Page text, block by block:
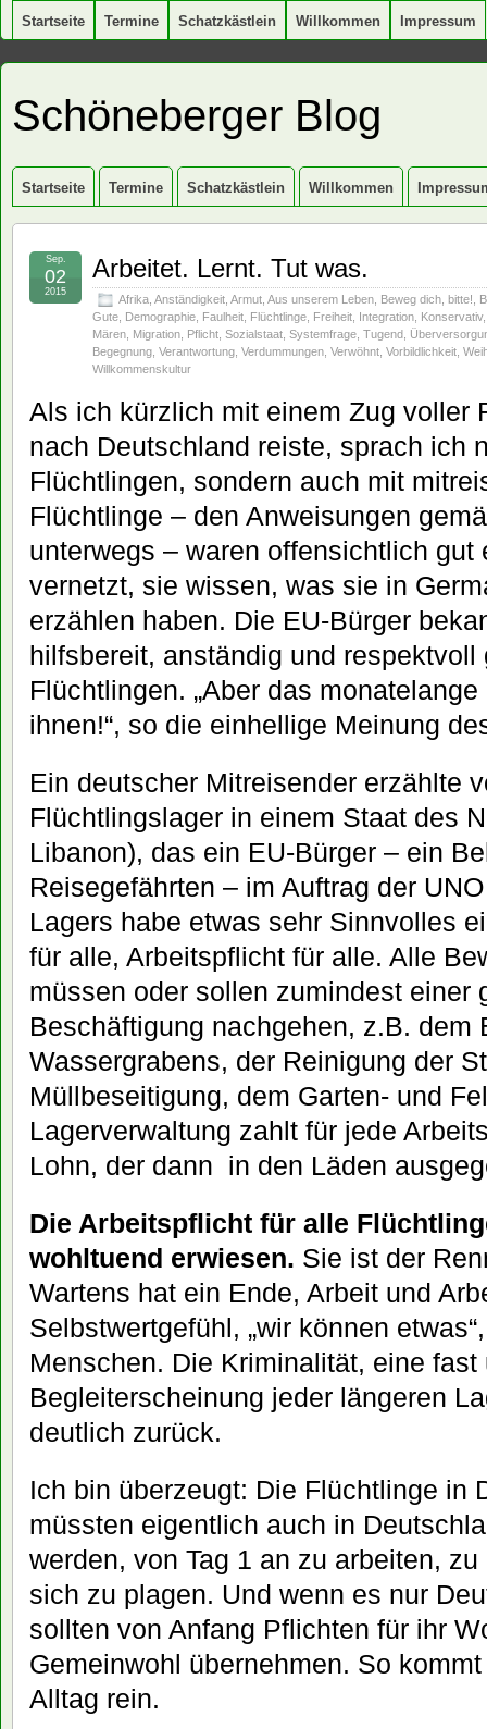
Startseite Termine Schatzkästlein Willkommen Impressum
Schöneberger Blog
Startseite Termine Schatzkästlein Willkommen
Arbeitet. Lernt. Tut was.
Afrika Anständigkeit Armut Aus unserem Leben Beweg dich bitte!
Gute Demographie Faulheit Flüchtlinge Freiheit Integration Konservativ
Mären Migration Pflicht Sozialstaat Systemfrage Tugend
Begegnung Verantwortung Verdummungen Verwöhnt Vorbildlichkeit
Willkommenskultur
Sep.
02
2015
Als ich kürzlich mit einem Zug voller
nach Deutschland reiste, sprach ich
Flüchtlingen, sondern auch mit
Flüchtlinge – den Anweisungen
unterwegs – waren offensichtlich gut
vernetzt, sie wissen, was sie in
erzählen haben. Die EU-Bürger
hilfsbereit, anständig und respektvoll
Flüchtlingen. „Aber das
ihnen!“, so die einhellige Meinung
Ein deutscher Mitreisender erzählte
Flüchtlingslager in einem Staat des
Libanon), das ein EU-Bürger – ein
Reisegefährten – im Auftrag der
Lagers habe etwas sehr Sinnvolles
für alle, Arbeitspflicht für alle. Alle
müssen oder sollen zumindest einer
Beschäftigung nachgehen, z.B. dem
Wassergrabens, der Reinigung der
Müllbeseitigung, dem Garten- und
Lagerverwaltung zahlt für jede
Lohn, der dann in den Läden
Die Arbeitspflicht für alle
wohltuend erwiesen. Sie ist der
Wartens hat ein Ende, Arbeit und
Selbstwertgefühl, „wir können
Menschen. Die Kriminalität, eine
Begleiterscheinung jeder längeren
deutlich zurück.
Ich bin überzeugt: Die Flüchtlinge in
müssten eigentlich auch in
werden, von Tag 1 an zu arbeiten,
sich zu plagen. Und wenn es nur
sollten von Anfang Pflichten für ihr
Gemeinwohl übernehmen. So
Alltag rein.